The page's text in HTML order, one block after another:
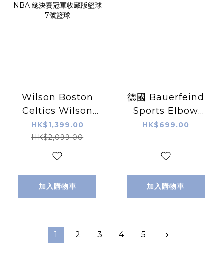
Wilson Boston
Celtics Wilson
2024 NBA Finals
Champion
Collectors
Basketball 2024
NBA 總決賽冠軍收
HK$1,399.00
HK$2,099.00
加入購物車
德國 Bauerfeind
Sports Elbow
Support 運動護肘
HK$699.00
加入購物車
1 2 3 4 5